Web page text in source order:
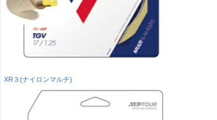
XR３(ナイロンマルチ)